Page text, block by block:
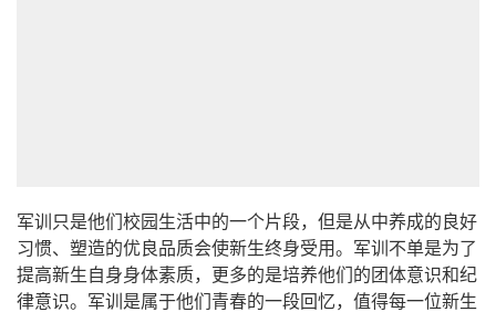
军训只是他们校园生活中的一个片段，但是从中养成的良好
习惯、塑造的优良品质会使新生终身受用。军训不单是为了
提高新生自身身体素质，更多的是培养他们的团体意识和纪
律意识。军训是属于他们青春的一段回忆，值得每一位新生